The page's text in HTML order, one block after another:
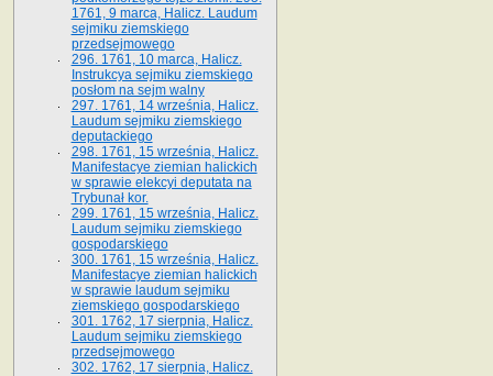
1761, 9 marca, Halicz. Laudum
sejmiku ziemskiego
przedsejmowego
296. 1761, 10 marca, Halicz.
Instrukcya sejmiku ziemskiego
posłom na sejm walny
297. 1761, 14 września, Halicz.
Laudum sejmiku ziemskiego
deputackiego
298. 1761, 15 września, Halicz.
Manifestacye ziemian halickich
w sprawie elekcyi deputata na
Trybunał kor.
299. 1761, 15 września, Halicz.
Laudum sejmiku ziemskiego
gospodarskiego
300. 1761, 15 września, Halicz.
Manifestacye ziemian halickich
w sprawie laudum sejmiku
ziemskiego gospodarskiego
301. 1762, 17 sierpnia, Halicz.
Laudum sejmiku ziemskiego
przedsejmowego
302. 1762, 17 sierpnia, Halicz.